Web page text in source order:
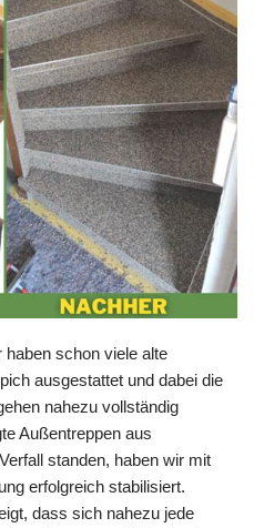
schon viele alte
ausgestattet und dabei die
nahezu vollständig
Außentreppen aus
standen, haben wir mit
erfolgreich stabilisiert.
dass sich nahezu jede